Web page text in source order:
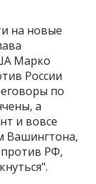
на новые
Марко
России
по
а
и вовсе
Вашингтона,
РФ,